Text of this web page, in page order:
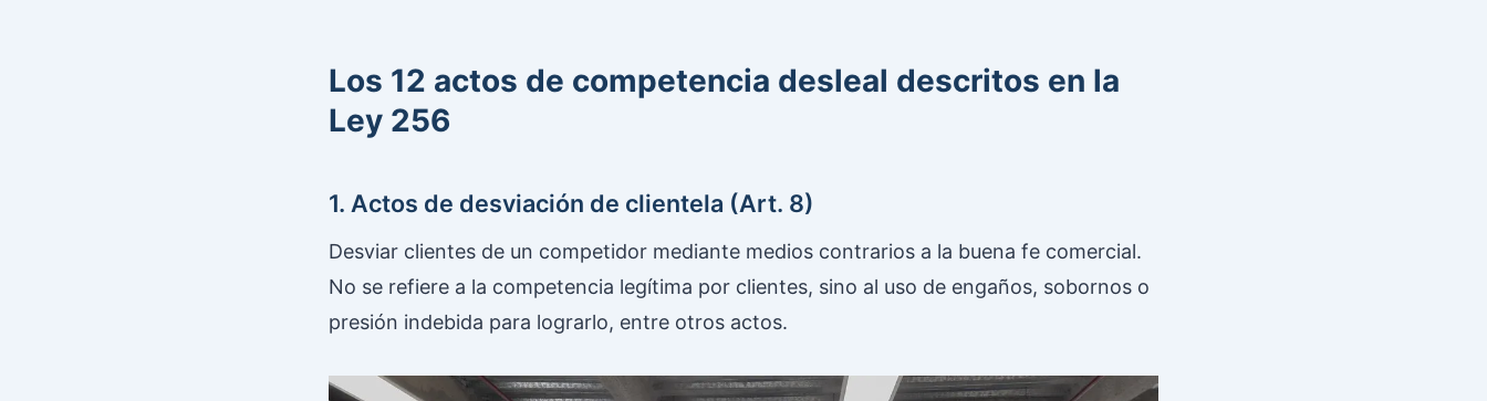
Los 12 actos de competencia desleal descritos en la
Ley 256
1. Actos de desviación de clientela (Art. 8)
Desviar clientes de un competidor mediante medios contrarios a la buena fe comercial.
No se refiere a la competencia legítima por clientes, sino al uso de engaños, sobornos o
presión indebida para lograrlo, entre otros actos.